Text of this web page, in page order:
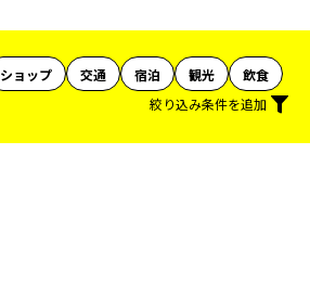
ショップ 交通 宿泊 観光
飲食
絞り込み条件を追加